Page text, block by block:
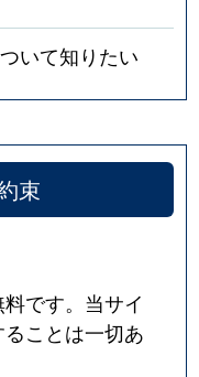
いて知りたい
束
です。当サイ
ことは一切あ